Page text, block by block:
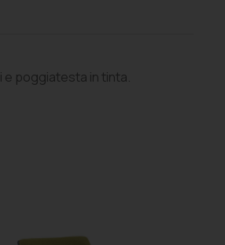
e poggiatesta in tinta.